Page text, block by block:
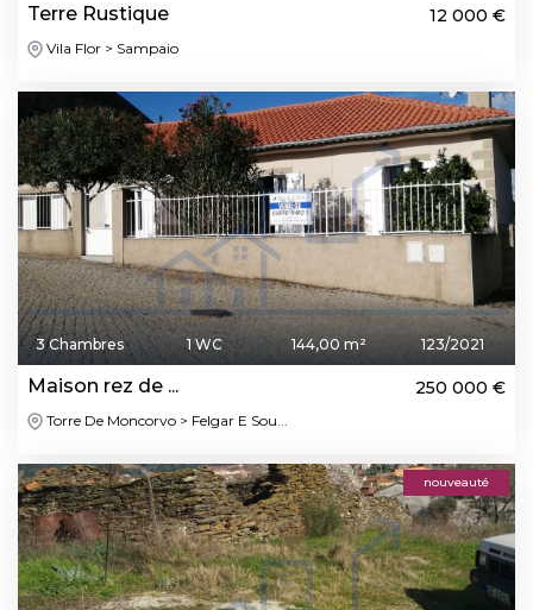
Terre Rustique 12 000 €
Vila Flor > Sampaio
3 Chambres 1 WC 144,00 m² 123/2021
Maison rez de ... 250 000 €
Torre De Moncorvo > Felgar E Sou...
nouveauté